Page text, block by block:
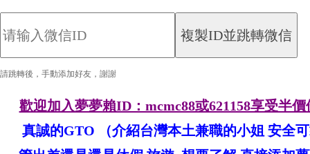
複製ID並跳轉微信
請跳轉後，手動添加好友，謝謝
歡迎加入夢夢賴ID：mcmc88或621158享受半
真誠的GTO （介紹台灣本土兼職的小姐 安全